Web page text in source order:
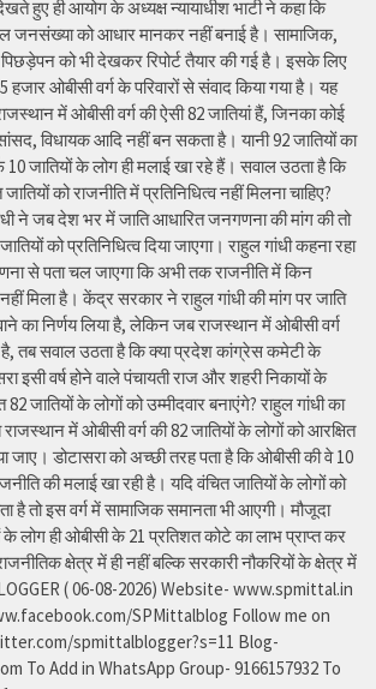
हुए ही आयोग के अध्यक्ष न्यायाधीश भाटी ने कहा कि
जनसंख्या को आधार मानकर नहीं बनाई है। सामाजिक,
को भी देखकर रिपोर्ट तैयार की गई है। इसके लिए
ओबीसी वर्ग के परिवारों से संवाद किया गया है। यह
में ओबीसी वर्ग की ऐसी 82 जातियां हैं, जिनका कोई
विधायक आदि नहीं बन सकता है। यानी 92 जातियों का
10 जातियों के लोग ही मलाई खा रहे हैं। सवाल उठता है कि
को राजनीति में प्रतिनिधित्व नहीं मिलना चाहिए?
ने जब देश भर में जाति आधारित जनगणना की मांग की तो
को प्रतिनिधित्व दिया जाएगा। राहुल गांधी कहना रहा
से पता चल जाएगा कि अभी तक राजनीति में किन
नहीं मिला है। केंद्र सरकार ने राहुल गांधी की मांग पर जाति
का निर्णय लिया है, लेकिन जब राजस्थान में ओबीसी वर्ग
है, तब सवाल उठता है कि क्या प्रदेश कांग्रेस कमेटी के
इसी वर्ष होने वाले पंचायती राज और शहरी निकायों के
जातियों के लोगों को उम्मीदवार बनाएंगे? राहुल गांधी का
में ओबीसी वर्ग की 82 जातियों के लोगों को आरक्षित
जाए। डोटासरा को अच्छी तरह पता है कि ओबीसी की वे 10
की मलाई खा रही है। यदि वंचित जातियों के लोगों को
है तो इस वर्ग में सामाजिक समानता भी आएगी। मौजूदा
के लोग ही ओबीसी के 21 प्रतिशत कोटे का लाभ प्राप्त कर
क्षेत्र में ही नहीं बल्कि सरकारी नौकरियों के क्षेत्र में
( 06-08-2026) Website- www.spmittal.in
SPMittalblog Follow me on
spmittalblogger?s=11 Blog-
To Add in WhatsApp Group- 9166157932 To